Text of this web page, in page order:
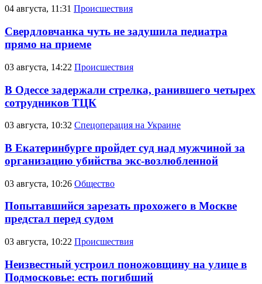
04 августа, 11:31 Происшествия
Свердловчанка чуть не задушила педиатра
прямо на приеме
03 августа, 14:22 Происшествия
В Одессе задержали стрелка, ранившего четырех
сотрудников ТЦК
03 августа, 10:32 Спецоперация на Украине
В Екатеринбурге пройдет суд над мужчиной за
организацию убийства экс-возлюбленной
03 августа, 10:26 Общество
Попытавшийся зарезать прохожего в Москве
предстал перед судом
03 августа, 10:22 Происшествия
Неизвестный устроил поножовщину на улице в
Подмосковье: есть погибший